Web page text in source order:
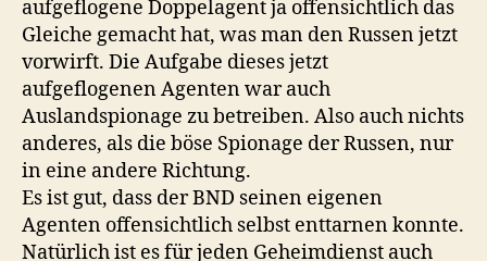
aufgeflogene Doppelagent ja offensichtlich das
Gleiche gemacht hat, was man den Russen jetzt
vorwirft. Die Aufgabe dieses jetzt
aufgeflogenen Agenten war auch
Auslandspionage zu betreiben. Also auch nichts
anderes, als die böse Spionage der Russen, nur
in eine andere Richtung.
Es ist gut, dass der BND seinen eigenen
Agenten offensichtlich selbst enttarnen konnte.
Natürlich ist es für jeden Geheimdienst auch